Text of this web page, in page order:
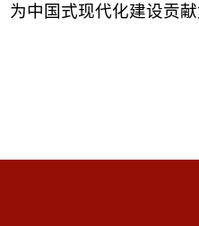
中国式现代化建设贡献